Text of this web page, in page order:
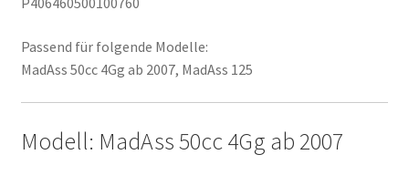
Passend für folgende Modelle:
MadAss 50cc 4Gg ab 2007, MadAss 125
Modell: MadAss 50cc 4Gg ab 2007